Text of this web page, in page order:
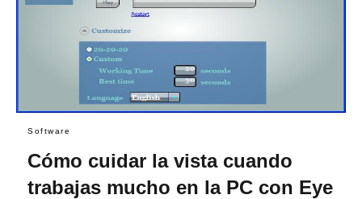
Software
Cómo cuidar la vista cuando
trabajas mucho en la PC con Eye